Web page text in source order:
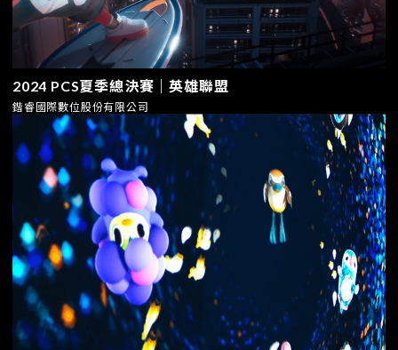
2024 PCS夏季總決賽｜英雄聯盟
鍇睿國際數位股份有限公司